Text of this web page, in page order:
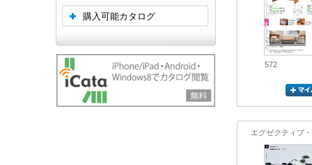
572
エグゼクティブ
購入可能カタログ